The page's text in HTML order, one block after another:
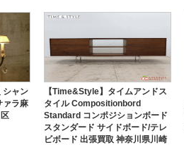
シャン
ァラ麻
【Time&Style】タイムアンドス
タイル Compositionbord
Standard コンポジションボード
スタンダード サイドボード/テレ
ビボード 出張買取 神奈川県川崎